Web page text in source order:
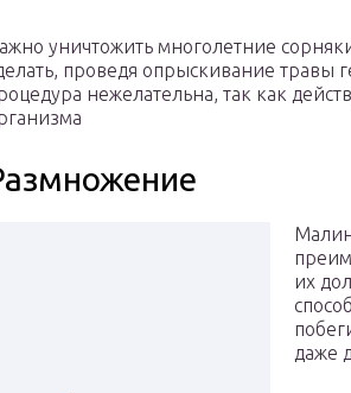
уничтожить многолетние
проведя опрыскивание травы
нежелательна, так как
их
даже